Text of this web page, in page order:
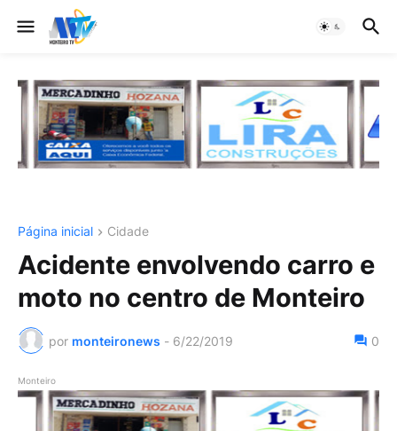
Página inicial Cidade
Acidente envolvendo carro e
moto no centro de Monteiro
por monteironews - 6/22/2019 0
Monteiro